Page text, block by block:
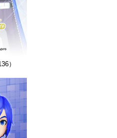
）